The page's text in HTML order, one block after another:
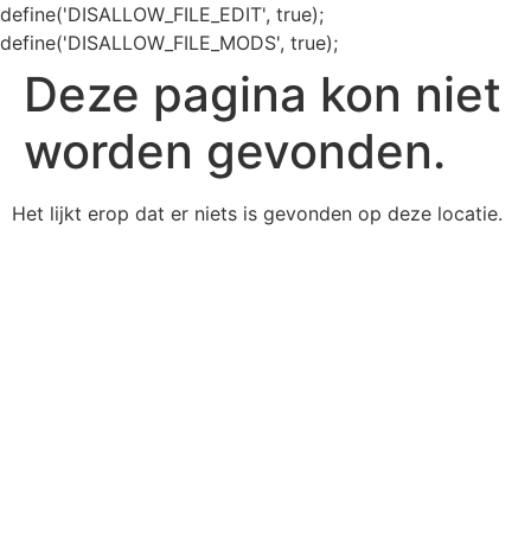
define('DISALLOW_FILE_EDIT', true);
define('DISALLOW_FILE_MODS', true);
Deze pagina kon niet
worden gevonden.
Het lijkt erop dat er niets is gevonden op deze locatie.